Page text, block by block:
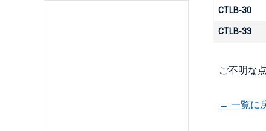
CTLB-30
CTLB-33
ご不明な
← 一覧に